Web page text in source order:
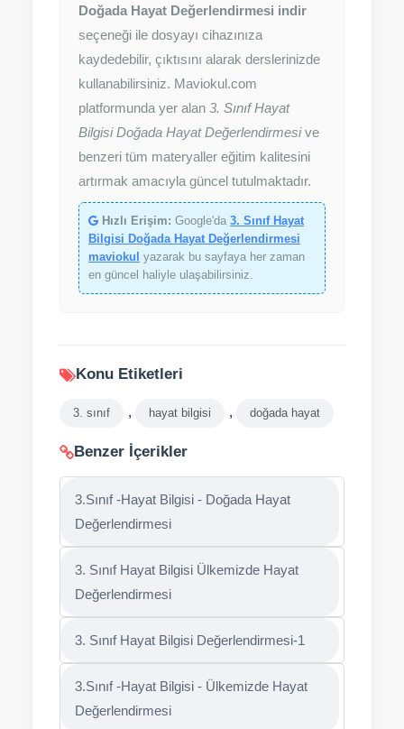
Doğada Hayat Değerlendirmesi indir
seçeneği ile dosyayı cihazınıza
kaydedebilir, çıktısını alarak derslerinizde
kullanabilirsiniz. Maviokul.com
platformunda yer alan 3. Sınıf Hayat
Bilgisi Doğada Hayat Değerlendirmesive
benzeri tüm materyaller eğitim kalitesini
artırmak amacıyla güncel tutulmaktadır.
Hızlı Erişim: Google'da 3. Sınıf Hayat
Bilgisi Doğada Hayat Değerlendirmesi
maviokul yazarak bu sayfaya her zaman
en güncel haliyle ulaşabilirsiniz.
Konu Etiketleri
3. sınıf , hayat bilgisi , doğada hayat
Benzer İçerikler
3.Sınıf -Hayat Bilgisi - Doğada Hayat
Değerlendirmesi
3. Sınıf Hayat Bilgisi Ülkemizde Hayat
Değerlendirmesi
3. Sınıf Hayat Bilgisi Değerlendirmesi-1
3.Sınıf -Hayat Bilgisi - Ülkemizde Hayat
Değerlendirmesi